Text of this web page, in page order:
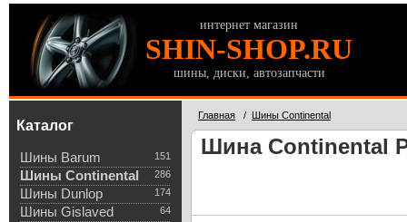
интернет магазин
SHIN-SHOP.RU
шины, диски, автозапчасти
Каталог
151
Шины Barum
286
Шины Continental
174
Шины Dunlop
64
Шины Gislaved
Главная / Шины Continental
Шина Continental